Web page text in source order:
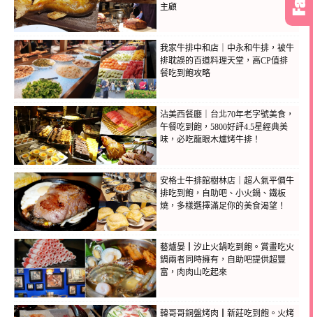
主顧
我家牛排中和店｜中永和牛排，被牛
排耽誤的百道料理天堂，高CP值排
餐吃到飽攻略
沾美西餐廳｜台北70年老字號美食，
午餐吃到飽，5800好評4.5星經典美
味，必吃龍眼木爐烤牛排！
安格士牛排館樹林店｜超人氣平價牛
排吃到飽，自助吧、小火鍋、鐵板
燒，多樣選擇滿足你的美食渴望！
藝爐晏┃汐止火鍋吃到飽。賞畫吃火
鍋兩者同時擁有，自助吧提供超豐
富，肉肉山吃起來
韓哥哥銅盤烤肉┃新莊吃到飽。火烤